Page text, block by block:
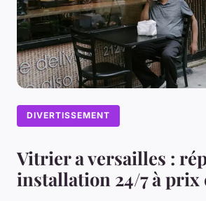
DIVERTISSEMENT
Vitrier a versailles :
installation 24/7 à